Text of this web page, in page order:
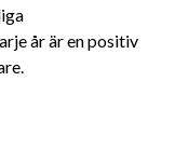
år är en positiv